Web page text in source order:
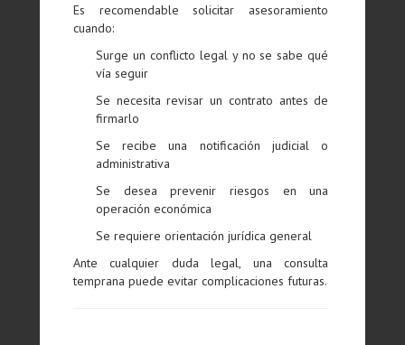
Es recomendable solicitar asesoramiento
cuando:
Surge un conflicto legal y no se sabe qué
vía seguir
Se necesita revisar un contrato antes de
firmarlo
Se recibe una notificación judicial o
administrativa
Se desea prevenir riesgos en una
operación económica
Se requiere orientación jurídica general
Ante cualquier duda legal, una consulta
temprana puede evitar complicaciones futuras.